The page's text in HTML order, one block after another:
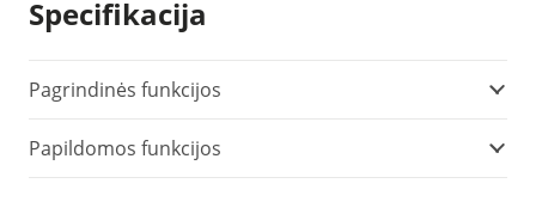
(0563
0417)
Specifikacija
Pagrindinės funkcijos
Papildomos funkcijos